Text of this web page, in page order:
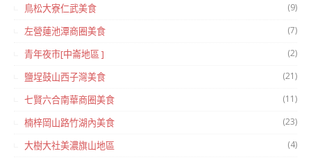
鳥松大寮仁武美食 (9)
左營蓮池潭商圈美食 (7)
青年夜市[中崙地區 ] (2)
鹽埕鼓山西子灣美食 (21)
七賢六合南華商圈美食 (11)
楠梓岡山路竹湖內美食 (23)
大樹大社美濃旗山地區 (4)